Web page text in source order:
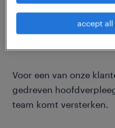
hoofdverpleegkundige
Voor een van onze
gedreven
team komt versterken.
accept all